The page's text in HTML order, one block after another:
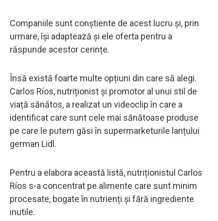
Companiile sunt conștiente de acest lucru și, prin
urmare, își adaptează și ele oferta pentru a
răspunde acestor cerințe.
Însă există foarte multe opțiuni din care să alegi.
Carlos Ríos, nutriționist și promotor al unui stil de
viață sănătos, a realizat un videoclip în care a
identificat care sunt cele mai sănătoase produse
pe care le putem găsi în supermarketurile lanțului
german Lidl.
Pentru a elabora această listă, nutriționistul Carlos
Ríos s-a concentrat pe alimente care sunt minim
procesate, bogate în nutrienți și fără ingrediente
inutile.